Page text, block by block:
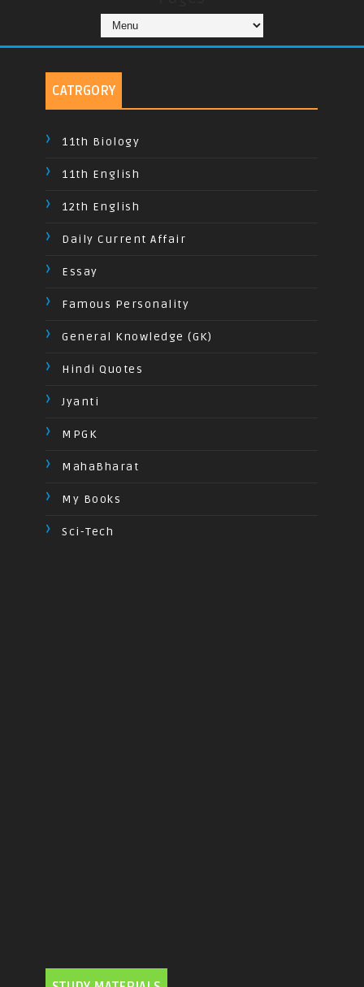
CATRGORY
11th Biology
11th English
12th English
Daily Current Affair
Essay
Famous Personality
General Knowledge (GK)
Hindi Quotes
Jyanti
MPGK
MahaBharat
My Books
Sci-Tech